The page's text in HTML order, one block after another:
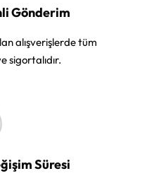
Gönderim
alışverişlerde tüm
sigortalıdır.
Süresi